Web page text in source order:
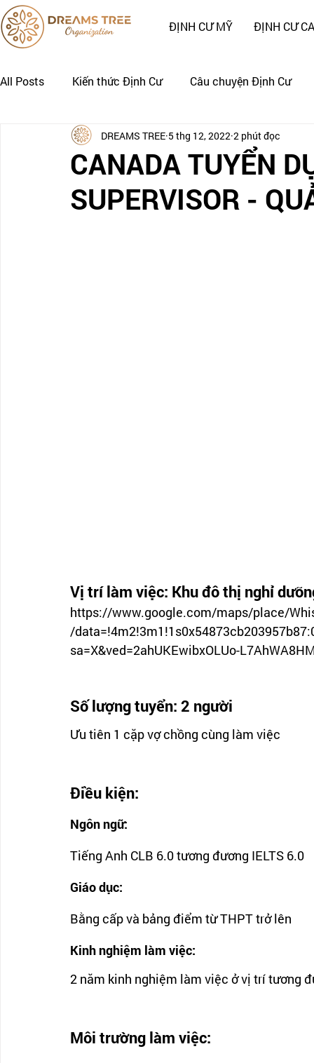
ĐỊNH CƯ MỸ ĐỊNH CƯ
All Posts Kiến thức Định Cư Câu chuyện Định Cư
Nhật Ký Định Cư của Khách Hàng CÂU CHUYỆN
CANADA TUYỂN
SUPERVISOR -
DREAMS TREE 5 thg 12, 2022 2 phút đọc
Vị trí làm việc: Khu đô thị nghỉ
https://www.google.com/maps/place/
/
sa=X&ved=2ahUKEwibxOLUo-
Số lượng tuyển: 2 người
Ưu tiên 1 cặp vợ chồng cùng làm việc
Điều kiện:
Ngôn ngữ:
Tiếng Anh CLB 6.0 tương đương IELTS 6.0
Giáo dục:
Bằng cấp và bảng điểm từ THPT trở lên
Kinh nghiệm làm việc:
2 năm kinh nghiệm làm việc ở vị trí tương
Môi trường làm việc: